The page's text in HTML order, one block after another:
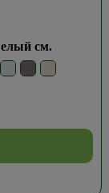
см.